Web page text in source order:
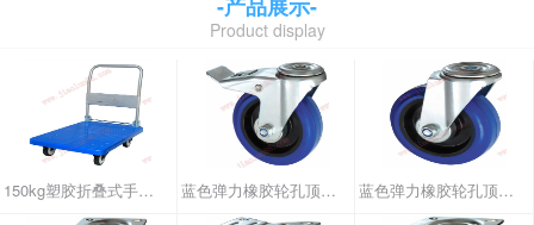
Product display
150kg塑胶折叠式手推车 蓝色弹力橡胶轮孔顶刹车 蓝色弹力橡胶轮孔顶活动